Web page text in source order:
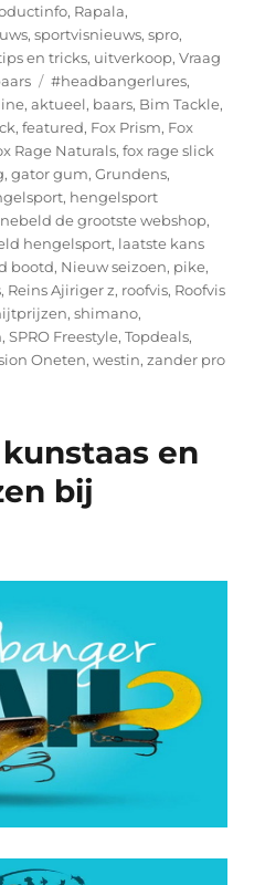
, Rapala,
,sportvisnieuws,spro,
en tricks, uitverkoop,Vraag
Tags
#headbangerlures,
,aktueel, baars, Bim Tackle,
,featured, Fox Prism, Fox
Rage Naturals,fox rage slick
,gator gum,Grundens,
, hengelsport
de grootste webshop,
hengelsport, laatste kans
bootd, Nieuw seizoen, pike,
, Reins Ajiriger z, roofvis, Roofvis
,shimano,
,SPRO Freestyle,Topdeals,
Oneten,westin,zander pro
en
bij